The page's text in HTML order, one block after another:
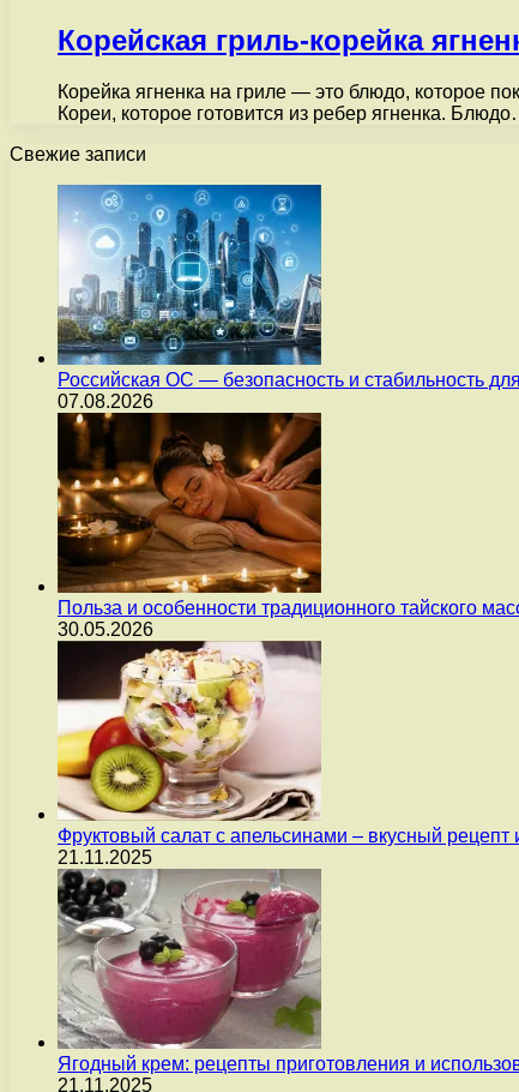
Корейская гриль-корейка
Корейка ягненка на гриле — это блюдо, которое
Кореи, которое готовится из ребер ягненка.
Свежие записи
Российская ОС — безопасность и стабильность
07.08.2026
Польза и особенности традиционного тайского
30.05.2026
Фруктовый салат с апельсинами – вкусный рецепт
21.11.2025
Ягодный крем: рецепты приготовления и
21.11.2025